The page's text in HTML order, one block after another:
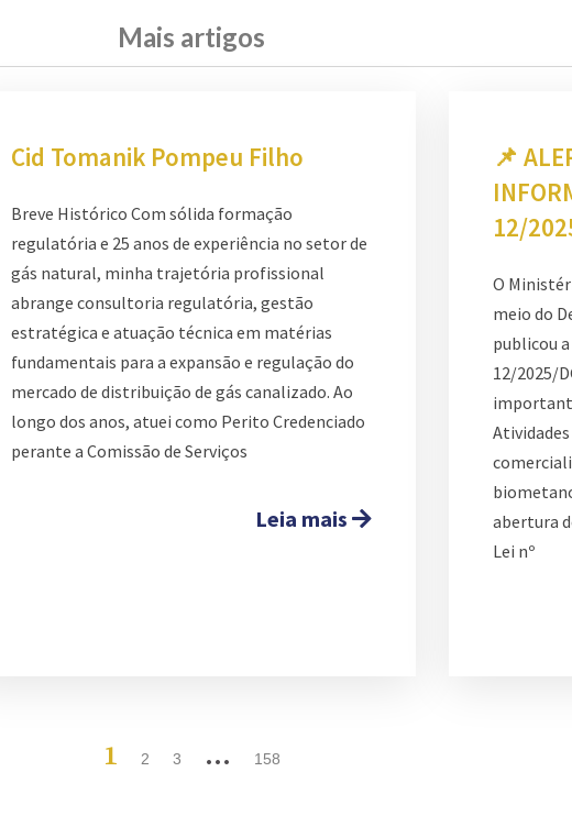
Mais artigos
Cid Tomanik Pompeu Filho
Breve Histórico Com sólida formação
regulatória e 25 anos de experiência no setor de
gás natural, minha trajetória profissional
abrange consultoria regulatória, gestão
estratégica e atuação técnica em matérias
fundamentais para a expansão e regulação do
mercado de distribuição de gás canalizado. Ao
longo dos anos, atuei como Perito Credenciado
perante a Comissão de Serviços
Leia mais
📌
12/
O
meio do
publicou
12/2025/
abertura
Lei nº
1 2 3 … 158